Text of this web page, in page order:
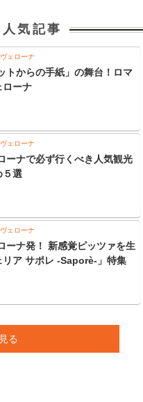
気記事
ヴェローナ
トからの手紙」の舞台！ロマ
ローナ
ヴェローナ
ーナで必ず行くべき人気観光
５選
ヴェローナ
ーナ発！ 新感覚ピッツァを生
リア サポレ -Saporè-」特集
る